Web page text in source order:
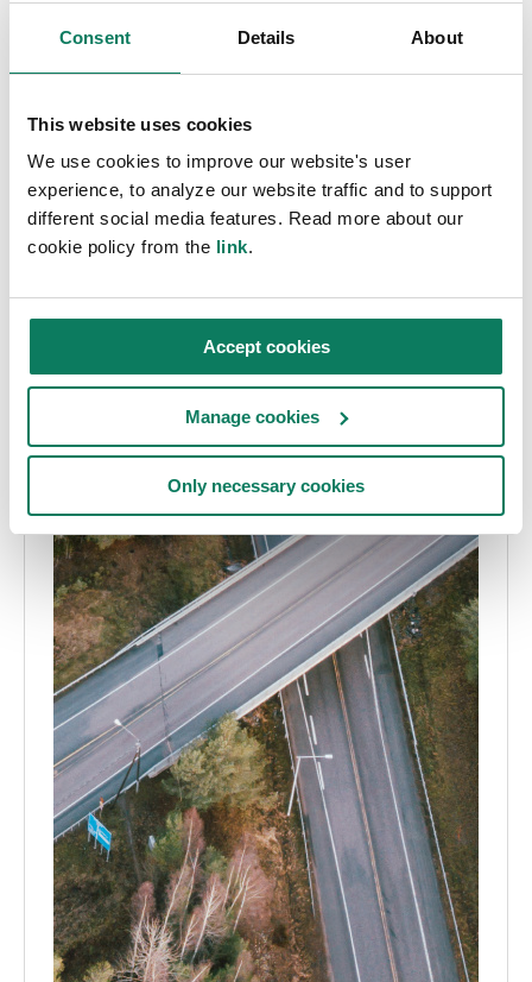
Consent Details About
This website uses cookies
We use cookies to improve our website's user
experience, to analyze our website traffic and to support
different social media features. Read more about our
cookie policy from the link.
Accept cookies
Manage cookies
Only necessary cookies